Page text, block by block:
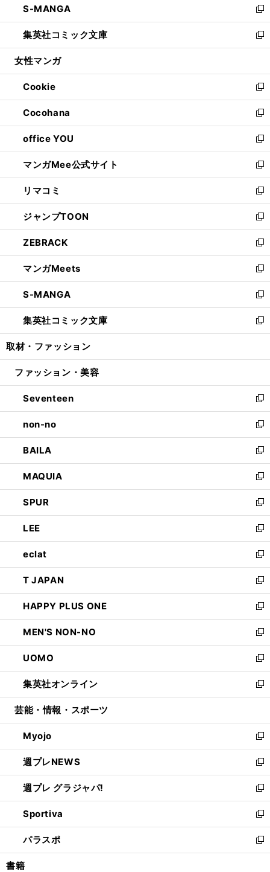
く
で
開
く
ド
ウ
で
開
ィ
ン
ド
ウ
開
く
い
ウ
ィ
ン
ウ
で
開
く
S-MANGA
新
し
い
ウ
ン
ド
ウ
で
開
く
集英社コミック文庫
新
し
ウ
ィ
ン
ド
ウ
で
開
く
女性マンガ
Cookie
新
し
い
ウ
ィ
ン
ド
ウ
で
開
く
Cocohana
新
し
い
ウ
ィ
ン
ド
ウ
で
開
く
office YOU
新
し
い
ウ
ィ
ン
ド
ウ
で
開
く
マンガMee公式サイト
新
し
い
ウ
ィ
ン
ド
ウ
で
開
く
リマコミ
新
し
い
ウ
ィ
ン
ド
ウ
で
開
く
ジャンプTOON
新
し
い
ウ
ィ
ン
ド
ウ
で
開
ZEBRACK
新
し
い
ウ
ィ
ン
ド
ウ
開
マンガMeets
新
し
い
ウ
ィ
ン
ウ
開
く
S-MANGA
新
し
い
ウ
ン
ウ
で
開
く
集英社コミック文庫
新
し
ウ
ン
ド
ウ
で
開
く
取材・ファッション
ファッション・美容
Seventeen
新
し
い
ウ
ィ
ン
ド
ウ
で
開
く
non-no
新
し
い
ウ
ィ
ン
ド
ウ
で
開
く
BAILA
新
し
い
ウ
ィ
ン
ド
ウ
で
開
く
MAQUIA
新
し
い
ウ
ィ
ン
ド
ウ
で
開
く
SPUR
新
し
い
ウ
ィ
ン
ド
ウ
で
開
く
LEE
新
し
い
ウ
ィ
ン
ド
ウ
で
開
く
eclat
新
し
い
ウ
ィ
ン
ド
ウ
で
開
く
T JAPAN
新
し
い
ウ
ィ
ン
ド
ウ
で
開
HAPPY PLUS ONE
新
し
い
ウ
ィ
ン
ド
ウ
開
く
MEN'S NON-NO
新
し
い
ウ
ィ
ン
ウ
で
開
く
UOMO
新
し
い
ウ
ン
ド
ウ
で
開
く
集英社オンライン
新
し
ウ
ィ
ン
ド
ウ
で
開
く
芸能・情報・スポーツ
Myojo
新
し
い
ウ
ィ
ン
ド
ウ
で
開
週プレNEWS
新
し
い
ウ
ィ
ン
ド
ウ
週プレ グラジャパ!
新
し
い
ウ
ィ
ン
Sportiva
新
し
い
ウ
パラスポ
新
し
書籍